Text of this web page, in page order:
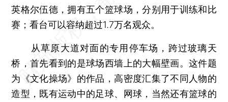
英格尔伍德，拥有五个篮球场，分别用于训练和比
赛；看台可以容纳超过1.7万名观众。
从草原大道对面的专用停车场，跨过玻璃天
桥，首先看到的是球场西墙上的大幅壁画。这件题
为《文化操场》的作品，高密度汇集了不同人物的
造型，既有运动中的足球、网球，当然还有篮球的